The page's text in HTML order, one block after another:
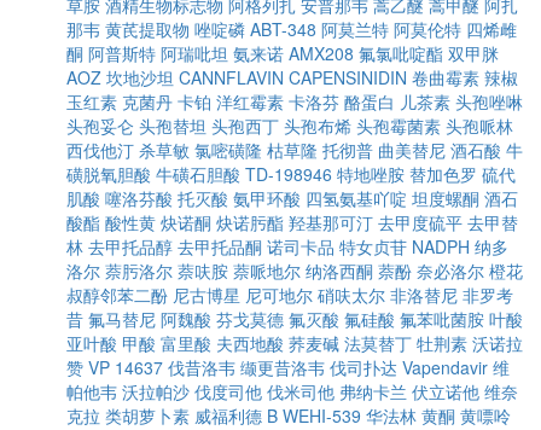
草胺 酒精生物标志物 阿格列扎 安普那韦 蒿乙醚 蒿甲醚 阿扎
那韦 黄芪提取物 唑啶磷 ABT-348 阿莫兰特 阿莫伦特 四烯雌
酮 阿普斯特 阿瑞吡坦 氨来诺 AMX208 氟氯吡啶酯 双甲脒
AOZ 坎地沙坦 CANNFLAVIN CAPENSINIDIN 卷曲霉素 辣椒
玉红素 克菌丹 卡铂 洋红霉素 卡洛芬 酪蛋白 儿茶素 头孢唑啉
头孢妥仑 头孢替坦 头孢西丁 头孢布烯 头孢霉菌素 头孢哌林
西伐他汀 杀草敏 氯嘧磺隆 枯草隆 托彻普 曲美替尼 酒石酸 牛
磺脱氧胆酸 牛磺石胆酸 TD-198946 特地唑胺 替加色罗 硫代
肌酸 噻洛芬酸 托灭酸 氨甲环酸 四氢氨基吖啶 坦度螺酮 酒石
酸酯 酸性黄 炔诺酮 炔诺肟酯 羟基那可汀 去甲度硫平 去甲替
林 去甲托品醇 去甲托品酮 诺司卡品 特女贞苷 NADPH 纳多
洛尔 萘肟洛尔 萘呋胺 萘哌地尔 纳洛西酮 萘酚 奈必洛尔 橙花
叔醇邻苯二酚 尼古博星 尼可地尔 硝呋太尔 非洛替尼 非罗考
昔 氟马替尼 阿魏酸 芬戈莫德 氟灭酸 氟硅酸 氟苯吡菌胺 叶酸
亚叶酸 甲酸 富里酸 夫西地酸 荞麦碱 法莫替丁 牡荆素 沃诺拉
赞 VP 14637 伐昔洛韦 缬更昔洛韦 伐司扑达 Vapendavir 维
帕他韦 沃拉帕沙 伐度司他 伐米司他 弗纳卡兰 伏立诺他 维奈
克拉 类胡萝卜素 威福利德 B WEHI-539 华法林 黄酮 黄嘌呤